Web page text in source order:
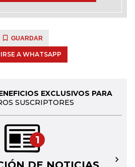
GUARDAR
A WHATSAPP
EXCLUSIVOS PARA
SUSCRIPTORES
1
→